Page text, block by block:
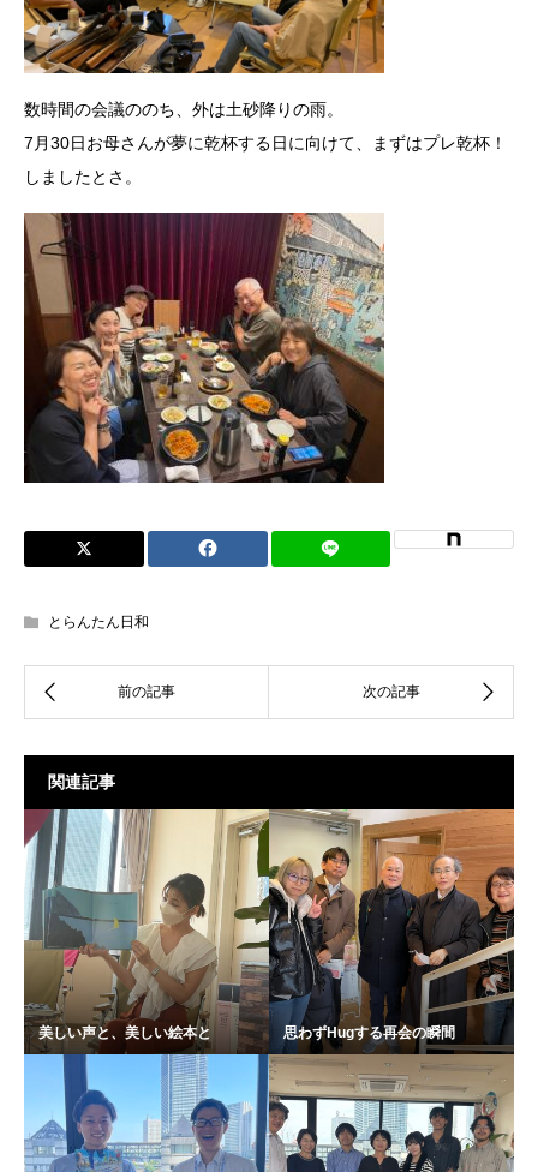
数時間の会議ののち、外は土砂降りの雨。
7月30日お母さんが夢に乾杯する日に向けて、まずはプレ乾杯！
しましたとさ。
とらんたん日和
関連記事
美しい声と、美しい絵本と 思わずHugする再会の瞬間